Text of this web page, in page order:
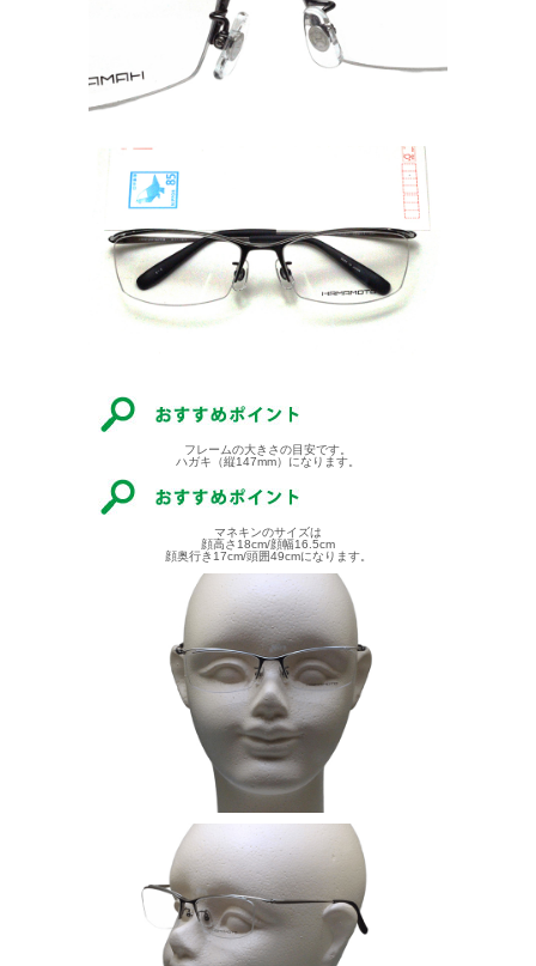
フレームの大きさの目安です。
ハガキ（縦147mm）になります。
マネキンのサイズは
顔高さ18cm/顔幅16.5cm
顔奥行き17cm/頭囲49cmになります。